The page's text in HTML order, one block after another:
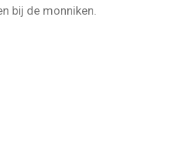
bij de monniken.